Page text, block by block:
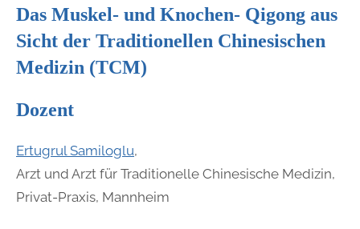
Das Muskel- und Knochen- Qigong aus
Sicht der Traditionellen Chinesischen
Medizin (TCM)
Dozent
Ertugrul Samiloglu,
Arzt und Arzt für Traditionelle Chinesische Medizin,
Privat-Praxis, Mannheim